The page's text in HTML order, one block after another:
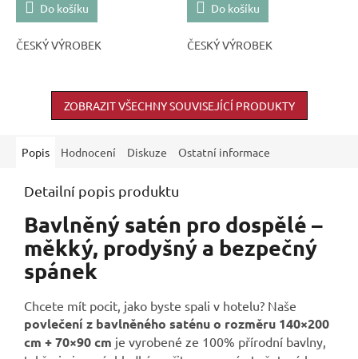
Do košíku
ČESKÝ VÝROBEK
Do košíku
ČESKÝ VÝROBEK
ZOBRAZIT VŠECHNY SOUVISEJÍCÍ PRODUKTY
Popis Hodnocení Diskuze Ostatní informace
Detailní popis produktu
Bavlněný satén pro dospělé –
měkký, prodyšný a bezpečný
spánek
Chcete mít pocit, jako byste spali v hotelu? Naše
povlečení z bavlněného saténu o rozměru 140×200
cm + 70×90 cm je vyrobené ze 100% přírodní bavlny,